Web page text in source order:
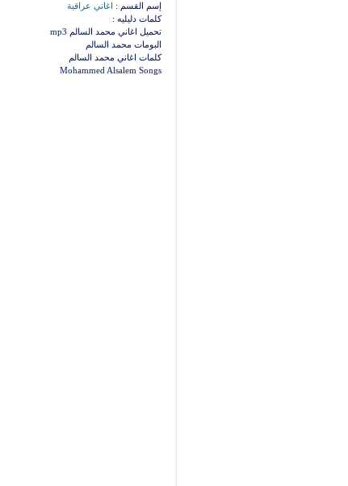
إسم القسم : اغاني عراقية
كلمات دليليه :
تحميل اغاني محمد السالم mp3
البومات محمد السالم
كلمات اغاني محمد السالم
Mohammed Alsalem Songs